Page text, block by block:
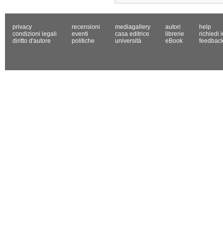
privacy
condizioni legali
diritto d'autore
recensioni
eventi
politiche
mediagallery
casa editrice
università
autori
librerie
eBook
help
richiedi